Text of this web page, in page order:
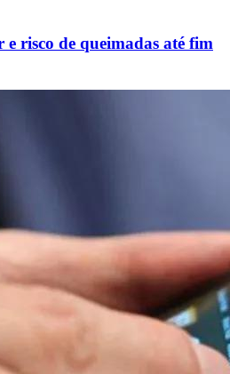
risco de queimadas até fim